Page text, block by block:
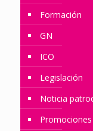
Formación
GN
ICO
Legislación
Noticia
Promociones